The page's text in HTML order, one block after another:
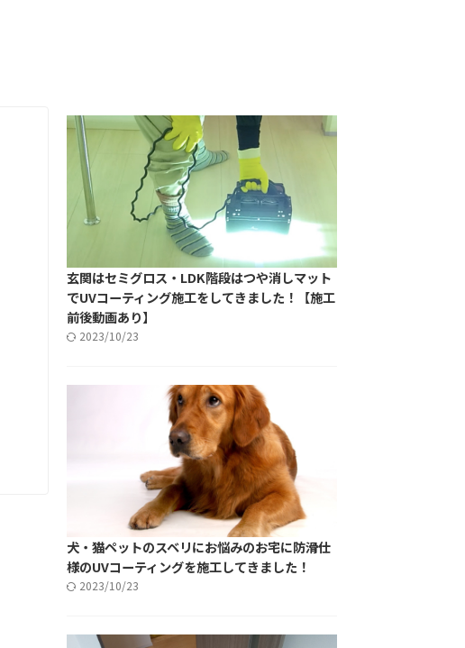
玄関はセミグロス・LDK階段はつや消しマット
でUVコーティング施工をしてきました！【施工
前後動画あり】
2023/10/23
犬・猫ペットのスベリにお悩みのお宅に防滑仕
様のUVコーティングを施工してきました！
2023/10/23